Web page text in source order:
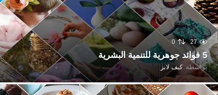
27
0
5 فوائد جوهرية للتنمية البشرية
بواسطة كيف لابز